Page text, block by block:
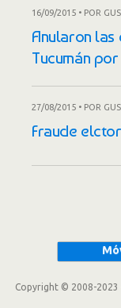
16/09/2015 • POR
Anularon
Tucumán
27/08/2015 • POR
Fraude
Copyright © 2008-2023